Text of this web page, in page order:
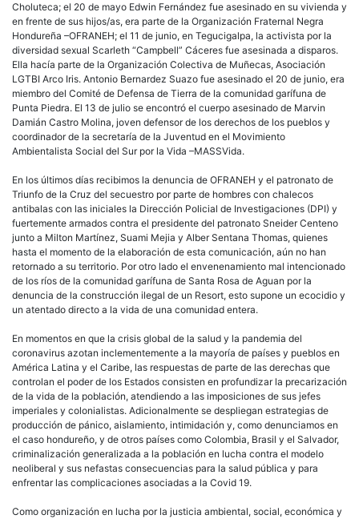
Choluteca; el 20 de mayo Edwin Fernández fue asesinado en su vivienda y
en frente de sus hijos/as, era parte de la Organización Fraternal Negra
Hondureña –OFRANEH; el 11 de junio, en Tegucigalpa, la activista por la
diversidad sexual Scarleth “Campbell” Cáceres fue asesinada a disparos.
Ella hacía parte de la Organización Colectiva de Muñecas, Asociación
LGTBI Arco Iris. Antonio Bernardez Suazo fue asesinado el 20 de junio, era
miembro del Comité de Defensa de Tierra de la comunidad garífuna de
Punta Piedra. El 13 de julio se encontró el cuerpo asesinado de Marvin
Damián Castro Molina, joven defensor de los derechos de los pueblos y
coordinador de la secretaría de la Juventud en el Movimiento
Ambientalista Social del Sur por la Vida –MASSVida.
En los últimos días recibimos la denuncia de OFRANEH y el patronato de
Triunfo de la Cruz del secuestro por parte de hombres con chalecos
antibalas con las iniciales la Dirección Policial de Investigaciones (DPI) y
fuertemente armados contra el presidente del patronato Sneider Centeno
junto a Milton Martínez, Suami Mejia y Alber Sentana Thomas, quienes
hasta el momento de la elaboración de esta comunicación, aún no han
retornado a su territorio. Por otro lado el envenenamiento mal intencionado
de los ríos de la comunidad garífuna de Santa Rosa de Aguan por la
denuncia de la construcción ilegal de un Resort, esto supone un ecocidio y
un atentado directo a la vida de una comunidad entera.
En momentos en que la crisis global de la salud y la pandemia del
coronavirus azotan inclementemente a la mayoría de países y pueblos en
América Latina y el Caribe, las respuestas de parte de las derechas que
controlan el poder de los Estados consisten en profundizar la precarización
de la vida de la población, atendiendo a las imposiciones de sus jefes
imperiales y colonialistas. Adicionalmente se despliegan estrategias de
producción de pánico, aislamiento, intimidación y, como denunciamos en
el caso hondureño, y de otros países como Colombia, Brasil y el Salvador,
criminalización generalizada a la población en lucha contra el modelo
neoliberal y sus nefastas consecuencias para la salud pública y para
enfrentar las complicaciones asociadas a la Covid 19.
Como organización en lucha por la justicia ambiental, social, económica y